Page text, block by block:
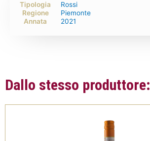
Tipologia
Rossi
Regione
Piemonte
Annata
2021
Dallo stesso produttore: